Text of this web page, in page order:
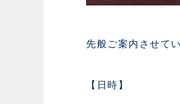
先般ご案内させて
【日時】